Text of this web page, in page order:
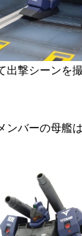
出撃シーンを
ンバーの母艦